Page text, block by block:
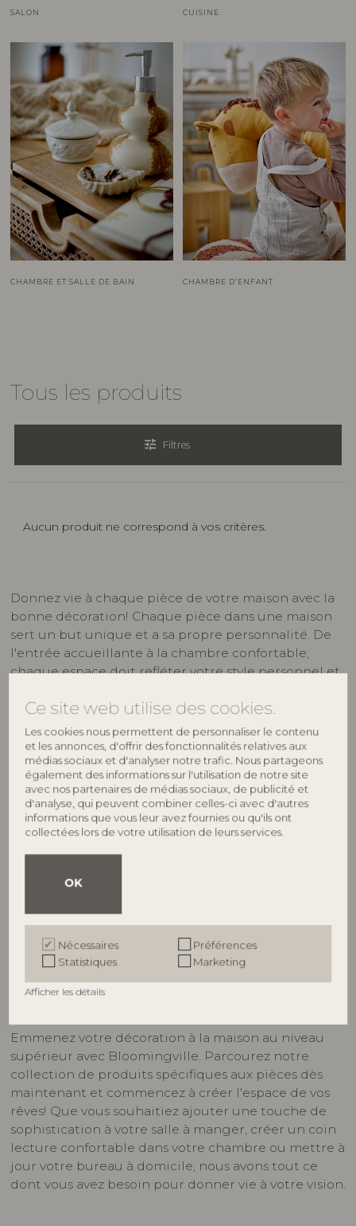
Ce site web utilise des cookies.
Les cookies nous permettent de personnaliser le contenu
et les annonces, d'offrir des fonctionnalités relatives aux
médias sociaux et d'analyser notre trafic. Nous partageons
également des informations sur l'utilisation de notre site
avec nos partenaires de médias sociaux, de publicité et
d'analyse, qui peuvent combiner celles-ci avec d'autres
informations que vous leur avez fournies ou qu'ils ont
collectées lors de votre utilisation de leurs services.
OK
Nécessaires
Préférences
Statistiques
Marketing
Afficher les détails
SALON CUISINE
CHAMBRE ET SALLE DE BAIN CHAMBRE D’ENFANT
Tous les produits
tune Filtres
Aucun produit ne correspond à vos critères.
Donnez vie à chaque pièce de votre maison avec la
bonne décoration! Chaque pièce dans une maison
sert un but unique et a sa propre personnalité. De
l'entrée accueillante à la chambre confortable,
chaque espace doit refléter votre style personnel et
Chez Bloomingville, nous offrons une large gamme
de décoration pour la maison pour vous aider à
créer l'atmosphère idéale dans chaque pièce. Que
vous souhaitiez rafraîchir votre salon, améliorer
votre cuisine ou créer une chambre à coucher
relaxante, nous avons tout ce dont vous avez besoin
pour que votre espace se sente comme chez vous.
solutions de rangement fonctionnelles et à
vous avez besoin pour donner vie à votre vision. Que
vous préfériez un style classique, minimaliste ou
éclectique, nos produits sont conçus pour
correspondre à votre goût et rendre votre maison
confortable et accueillante.
Emmenez votre décoration à la maison au niveau
supérieur avec Bloomingville. Parcourez notre
collection de produits spécifiques aux pièces dès
maintenant et commencez à créer l'espace de vos
rêves! Que vous souhaitiez ajouter une touche de
sophistication à votre salle à manger, créer un coin
lecture confortable dans votre chambre ou mettre à
jour votre bureau à domicile, nous avons tout ce
dont vous avez besoin pour donner vie à votre vision.